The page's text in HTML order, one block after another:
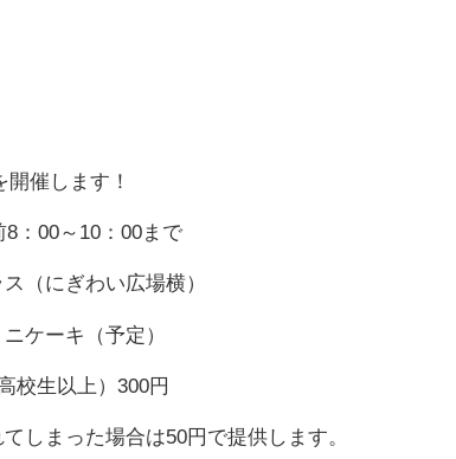
催します！
00～10：00まで
にぎわい広場横）
ケーキ（予定）
校生以上）300円
まった場合は50円で提供します。